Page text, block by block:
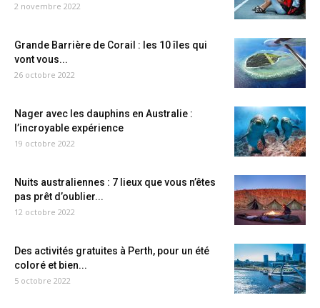
2 novembre 2022
Grande Barrière de Corail : les 10 îles qui
vont vous...
26 octobre 2022
Nager avec les dauphins en Australie :
l’incroyable expérience
19 octobre 2022
Nuits australiennes : 7 lieux que vous n’êtes
pas prêt d’oublier...
12 octobre 2022
Des activités gratuites à Perth, pour un été
coloré et bien...
5 octobre 2022